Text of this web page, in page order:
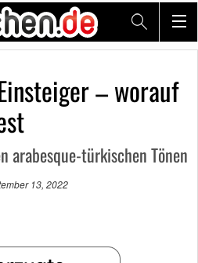
– worauf
arabesque-türkischen Tönen
13, 2022